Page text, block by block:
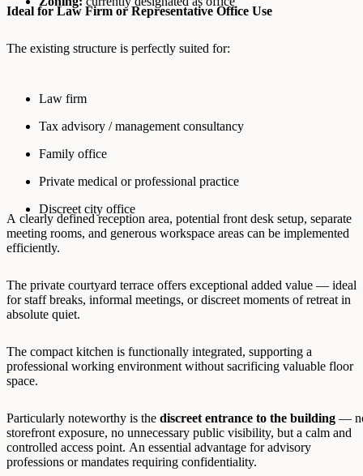
Ideal for Law Firm or Representative Office Use
The existing structure is perfectly suited for:
Law firm
Tax advisory / management consultancy
Family office
Private medical or professional practice
Discreet city office
A clearly defined reception area, potential front desk setup, separate
meeting rooms, and generous workspace areas can be implemented
efficiently.
The private courtyard terrace offers exceptional added value — ideal
for staff breaks, informal meetings, or discreet moments of retreat in
absolute quiet.
The compact kitchen is functionally integrated, supporting a
professional working environment without sacrificing valuable floor
space.
Particularly noteworthy is the discreet entrance to the building —
storefront exposure, no unnecessary public visibility, but a calm and
controlled access point. An essential advantage for advisory
professions or mandates requiring confidentiality.